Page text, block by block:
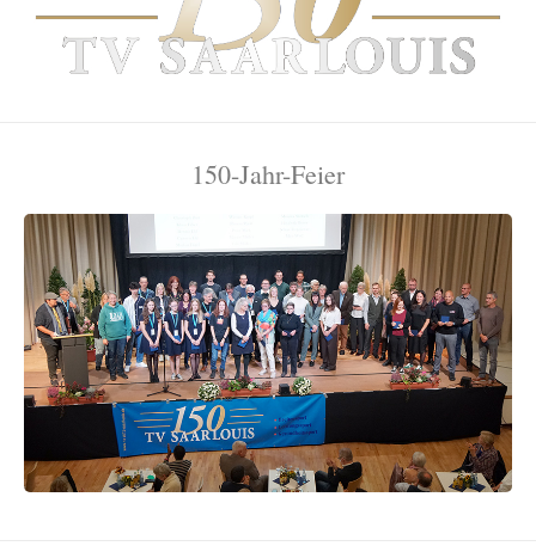
Datenschutzerklärung
Impressum
150-Jahr-Feier